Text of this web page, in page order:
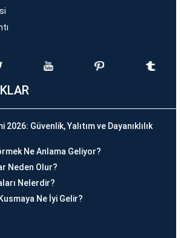
2026: Güvenlik, Yalıtım ve Dayanıklılık
Ne Anlama Geliyor?
Neden Olur?
Nelerdir?
Ne İyi Gelir?